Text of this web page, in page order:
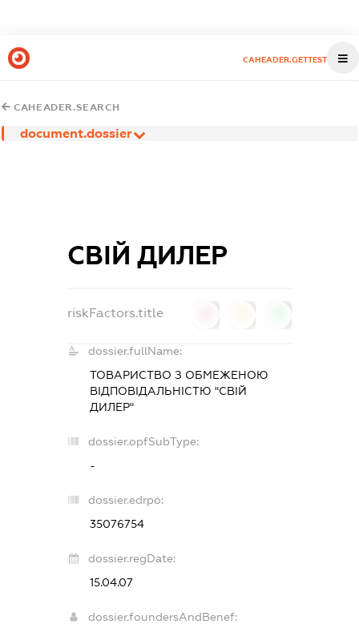
CAHEADER.GETTEST
CAHEADER.SEARCH
document.dossier
СВІЙ ДИЛЕР
riskFactors.title
dossier.fullName:
ТОВАРИСТВО З ОБМЕЖЕНОЮ
ВІДПОВІДАЛЬНІСТЮ "СВІЙ
ДИЛЕР"
dossier.opfSubType:
-
dossier.edrpo:
35076754
dossier.regDate:
15.04.07
dossier.foundersAndBenef: